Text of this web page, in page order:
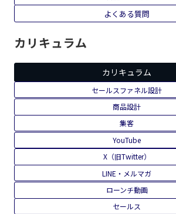
よくある質問
カリキュラム
カリキュラム
セールスファネル設計
商品設計
集客
YouTube
X（旧Twitter）
LINE・メルマガ
ローンチ動画
セールス